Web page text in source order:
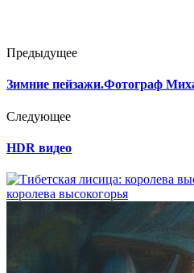
Предыдущее
Зимние пейзажи.Фотограф
Следующее
HDR видео
королева высокогорья